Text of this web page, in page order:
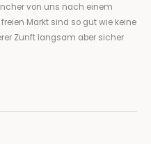
von uns nach einem
Markt sind so gut wie keine
Zunft langsam aber sicher